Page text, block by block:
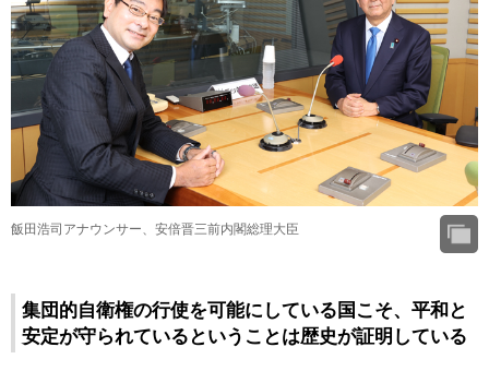
飯田浩司アナウンサー、安倍晋三前内閣総理大臣
集団的自衛権の行使を可能にしている国こそ、平和と
安定が守られているということは歴史が証明している